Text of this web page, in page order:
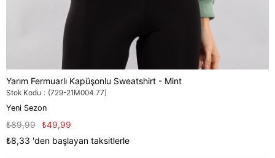
Yarım Fermuarlı Kapüşonlu Sweatshirt - Mint
Stok Kodu
(729-21M004.77)
Yeni Sezon
₺89,99 ₺49,99
₺8,33 'den başlayan taksitlerle